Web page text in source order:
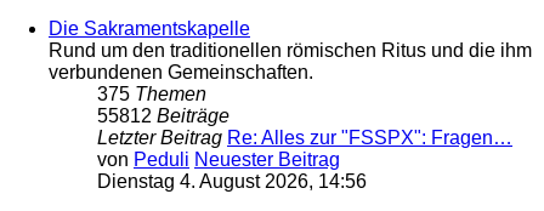
Die Sakramentskapelle
Rund um den traditionellen römischen Ritus und die ihm
verbundenen Gemeinschaften.
375 Themen
55812 Beiträge
Letzter Beitrag Re: Alles zur "FSSPX": Fragen…
von Peduli Neuester Beitrag
Dienstag 4. August 2026, 14:56